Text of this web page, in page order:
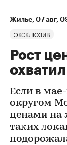
Жилье⁠, 07 авг,
ЭКСКЛЮЗИВ
Рост
Если в
округом
ценами на
таких